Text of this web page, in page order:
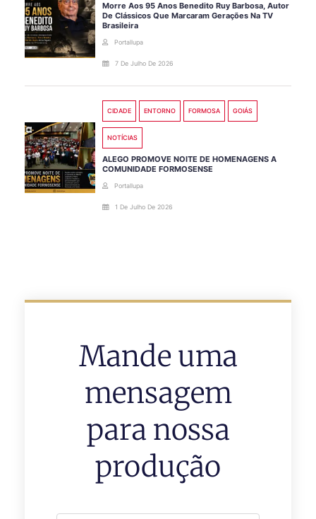
Morre Aos 95 Anos Benedito Ruy Barbosa, Autor
De Clássicos Que Marcaram Gerações Na TV
Brasileira
Portallupa
7 De Julho De 2026
CIDADE ENTORNO FORMOSA GOIÁS
NOTÍCIAS
ALEGO PROMOVE NOITE DE HOMENAGENS A
COMUNIDADE FORMOSENSE
Portallupa
1 De Julho De 2026
Mande uma
mensagem
para nossa
produção